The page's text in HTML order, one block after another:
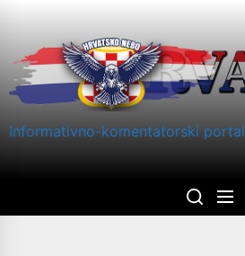
content
Informativno-komentatorski portal